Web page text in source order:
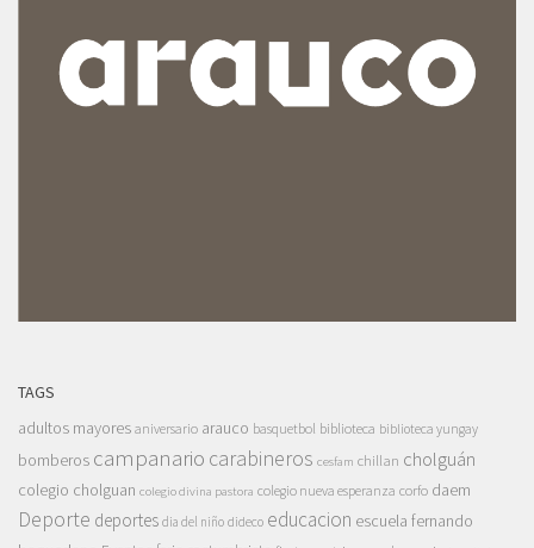
TAGS
adultos mayores aniversario arauco basquetbol biblioteca biblioteca yungay
bomberos campanario carabineros cesfam chillan cholguán
colegio cholguan colegio divina pastora colegio nueva esperanza corfo daem
Deporte deportes dia del niño dideco educacion escuela fernando